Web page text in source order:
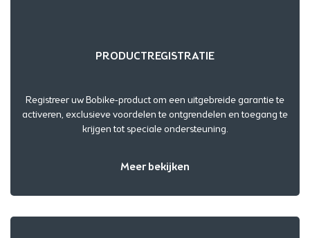
PRODUCTREGISTRATIE
Registreer uw Bobike-product om een uitgebreide garantie te
activeren, exclusieve voordelen te ontgrendelen en toegang te
krijgen tot speciale ondersteuning.
Meer bekijken